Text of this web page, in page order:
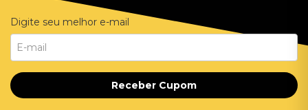
Digite seu melhor e-mail
Receber Cupom